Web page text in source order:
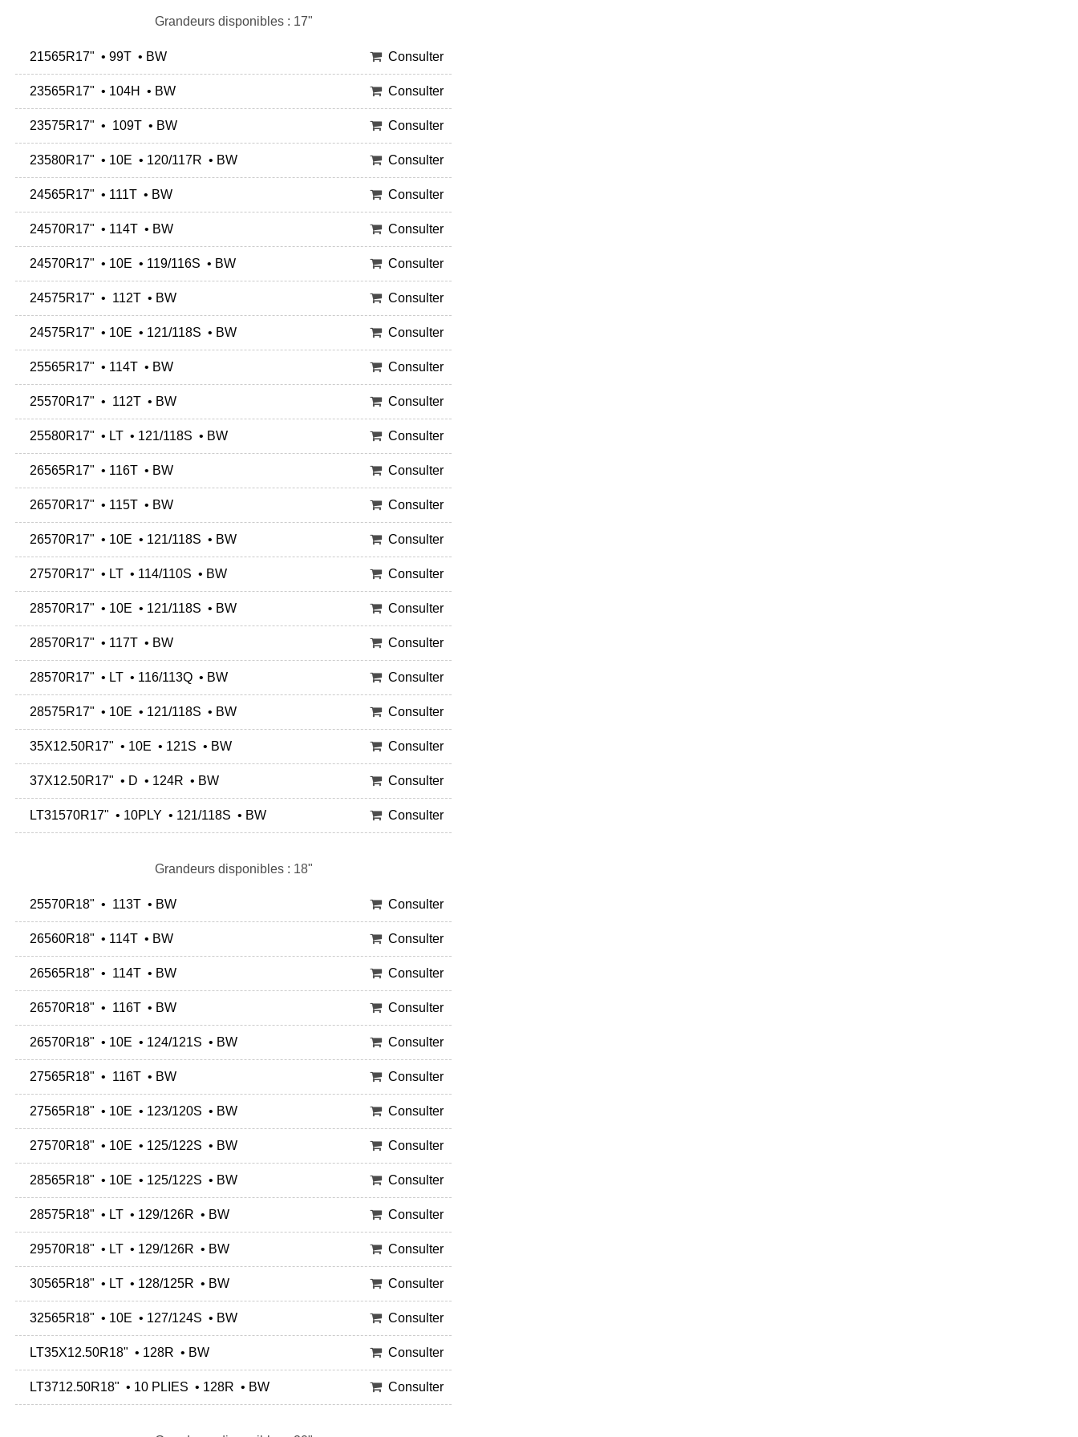
Grandeurs disponibles : 17"
21565R17" • 99T • BW Consulter
23565R17" • 104H • BW Consulter
23575R17" • 109T • BW Consulter
23580R17" • 10E • 120/117R • BW Consulter
24565R17" • 111T • BW Consulter
24570R17" • 114T • BW Consulter
24570R17" • 10E • 119/116S • BW Consulter
24575R17" • 112T • BW Consulter
24575R17" • 10E • 121/118S • BW Consulter
25565R17" • 114T • BW Consulter
25570R17" • 112T • BW Consulter
25580R17" • LT • 121/118S • BW Consulter
26565R17" • 116T • BW Consulter
26570R17" • 115T • BW Consulter
26570R17" • 10E • 121/118S • BW Consulter
27570R17" • LT • 114/110S • BW Consulter
28570R17" • 10E • 121/118S • BW Consulter
28570R17" • 117T • BW Consulter
28570R17" • LT • 116/113Q • BW Consulter
28575R17" • 10E • 121/118S • BW Consulter
35X12.50R17" • 10E • 121S • BW Consulter
37X12.50R17" • D • 124R • BW Consulter
LT31570R17" • 10PLY • 121/118S • BW Consulter
Grandeurs disponibles : 18"
25570R18" • 113T • BW Consulter
26560R18" • 114T • BW Consulter
26565R18" • 114T • BW Consulter
26570R18" • 116T • BW Consulter
26570R18" • 10E • 124/121S • BW Consulter
27565R18" • 116T • BW Consulter
27565R18" • 10E • 123/120S • BW Consulter
27570R18" • 10E • 125/122S • BW Consulter
28565R18" • 10E • 125/122S • BW Consulter
28575R18" • LT • 129/126R • BW Consulter
29570R18" • LT • 129/126R • BW Consulter
30565R18" • LT • 128/125R • BW Consulter
32565R18" • 10E • 127/124S • BW Consulter
LT35X12.50R18" • 128R • BW Consulter
LT3712.50R18" • 10 PLIES • 128R • BW Consulter